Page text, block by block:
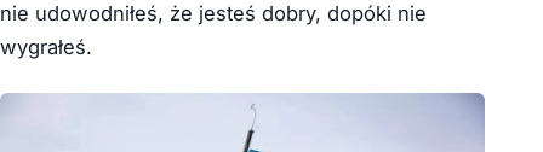
nie udowodniłeś, że jesteś dobry, dopóki nie
wygrałeś.